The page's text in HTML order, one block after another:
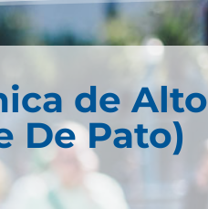
de Alto
De Pato)